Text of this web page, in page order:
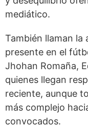
mediático.
También llaman
presente en el
Jhohan Romaña,
quienes llegan
reciente, aunque
más complejo
convocados.